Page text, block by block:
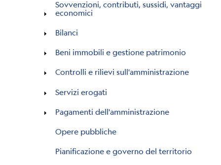
Sovvenzioni, contributi, sussidi, vantaggi
economici
Bilanci
Beni immobili e gestione patrimonio
Controlli e rilievi sull'amministrazione
Servizi erogati
Pagamenti dell'amministrazione
Opere pubbliche
Pianificazione e governo del territorio